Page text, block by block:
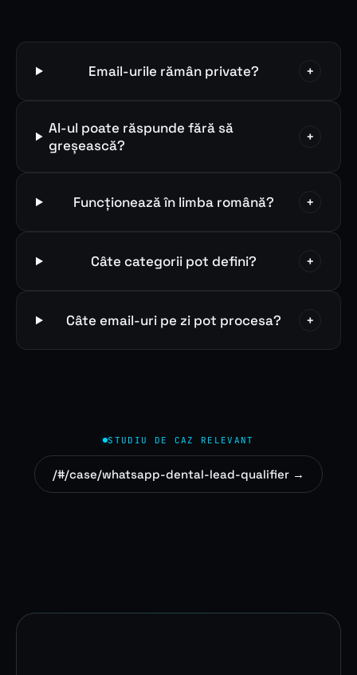
Email-urile rămân private? +
AI-ul poate răspunde fără să
greșească?
+
Funcționează în limba română? +
Câte categorii pot defini? +
Câte email-uri pe zi pot procesa? +
STUDIU DE CAZ RELEVANT
/#/case/whatsapp-dental-lead-qualifier →